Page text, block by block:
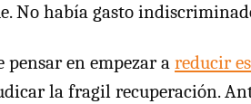
No había gasto
en empezar a reducir
la fragil recuperación.